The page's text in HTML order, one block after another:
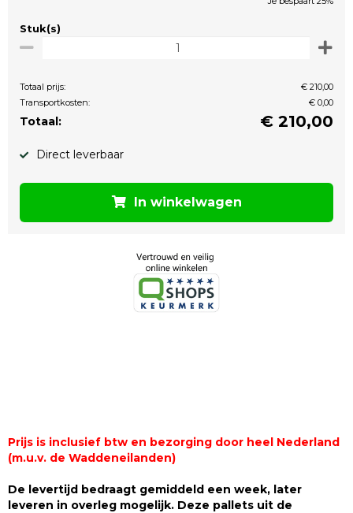
Stuk(s)
Totaal prijs:
€ 210,00
Transportkosten:
€ 0,00
Totaal: € 210,00
Direct leverbaar
In winkelwagen
Prijs is inclusief btw en bezorging door heel Nederland
(m.u.v. de Waddeneilanden)
De levertijd bedraagt gemiddeld een week, later
leveren in overleg mogelijk. Deze pallets uit de